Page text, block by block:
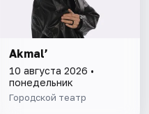
Akmal’
10 августа 2026 •
понедельник
Городской театр